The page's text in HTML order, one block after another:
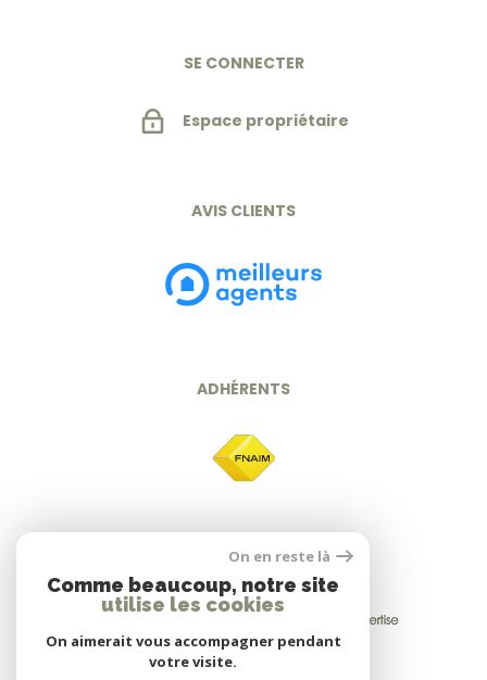
SE CONNECTER
Espace propriétaire
AVIS CLIENTS
ADHÉRENTS
On en reste là
Comme beaucoup, notre site
utilise les cookies
On aimerait vous accompagner pendant
votre visite.